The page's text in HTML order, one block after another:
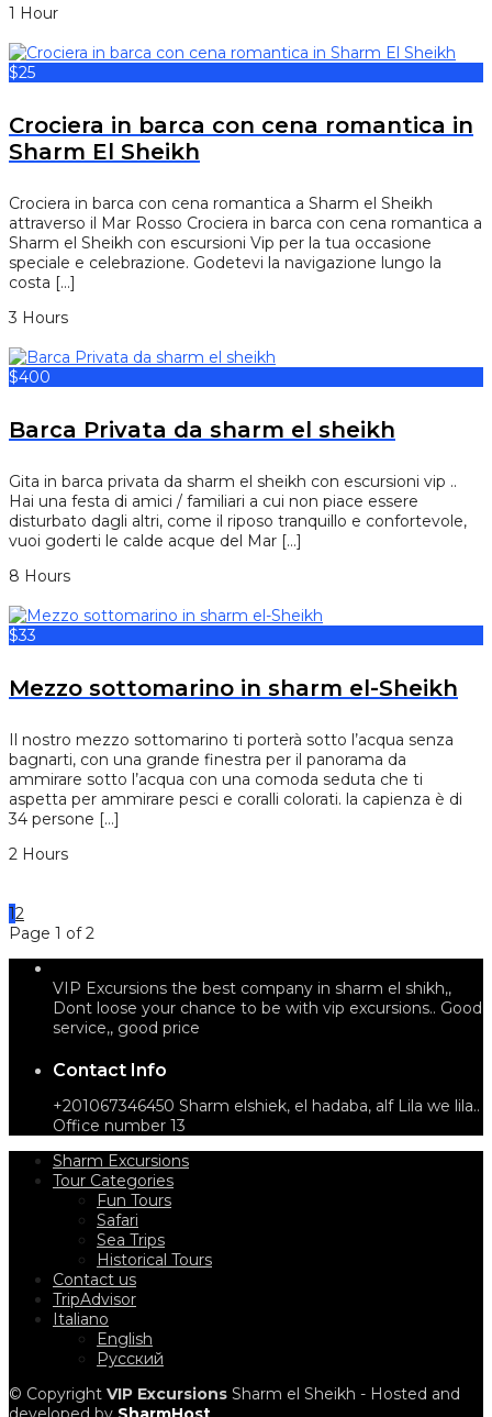
1 Hour
$25
Crociera in barca con cena romantica in
Sharm El Sheikh
Crociera in barca con cena romantica a Sharm el Sheikh
attraverso il Mar Rosso Crociera in barca con cena romantica a
Sharm el Sheikh con escursioni Vip per la tua occasione
speciale e celebrazione. Godetevi la navigazione lungo la
costa […]
3 Hours
$400
Barca Privata da sharm el sheikh
Gita in barca privata da sharm el sheikh con escursioni vip ..
Hai una festa di amici / familiari a cui non piace essere
disturbato dagli altri, come il riposo tranquillo e confortevole,
vuoi goderti le calde acque del Mar […]
8 Hours
$33
Mezzo sottomarino in sharm el-Sheikh
Il nostro mezzo sottomarino ti porterà sotto l’acqua senza
bagnarti, con una grande finestra per il panorama da
ammirare sotto l’acqua con una comoda seduta che ti
aspetta per ammirare pesci e coralli colorati. la capienza è di
34 persone […]
2 Hours
12
Page 1 of 2
VIP Excursions the best company in sharm el shikh,,
Dont loose your chance to be with vip excursions.. Good
service,, good price
Contact Info
+201067346450 Sharm elshiek, el hadaba, alf Lila we lila..
Office number 13
Sharm Excursions
Tour Categories
Fun Tours
Safari
Sea Trips
Historical Tours
Contact us
TripAdvisor
Italiano
English
Русский
© Copyright VIP Excursions Sharm el Sheikh - Hosted and